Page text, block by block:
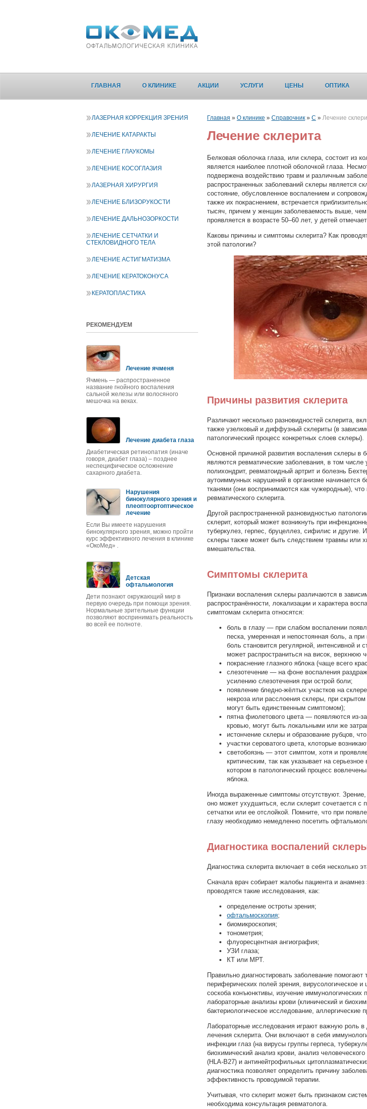
ГЛАВНАЯ О КЛИНИКЕ АКЦИИ УСЛУГИ ЦЕНЫ ОПТИКА
ЛАЗЕРНАЯ КОРРЕКЦИЯ ЗРЕНИЯ
ЛЕЧЕНИЕ КАТАРАКТЫ
ЛЕЧЕНИЕ ГЛАУКОМЫ
ЛЕЧЕНИЕ КОСОГЛАЗИЯ
ЛАЗЕРНАЯ ХИРУРГИЯ
ЛЕЧЕНИЕ БЛИЗОРУКОСТИ
ЛЕЧЕНИЕ ДАЛЬНОЗОРКОСТИ
ЛЕЧЕНИЕ СЕТЧАТКИ И
СТЕКЛОВИДНОГО ТЕЛА
ЛЕЧЕНИЕ АСТИГМАТИЗМА
ЛЕЧЕНИЕ КЕРАТОКОНУСА
КЕРАТОПЛАСТИКА
РЕКОМЕНДУЕМ
Лечение ячменя
Ячмень — распространенное
название гнойного воспаления
сальной железы или волосяного
мешочка на веках.
Лечение диабета глаза
Диабетическая ретинопатия (иначе
говоря, диабет глаза) – позднее
неспецифическое осложнение
сахарного диабета.
Нарушения
бинокулярного зрения и
плеоптоортоптическое
лечение
Если Вы имеете нарушения
бинокулярного зрения, можно пройти
курс эффективного лечения в клинике
«ОкоМед» .
Детская
офтальмология
Дети познают окружающий мир в
первую очередь при помощи зрения.
Нормальные зрительные функции
позволяют воспринимать реальность
во всей ее полноте.
Главная » О клинике » Справочник » С » Лечение
Лечение склерита
Белковая оболочка глаза, или склера, состоит из
является наиболее плотной оболочкой глаза.
подвержена воздействию травм и различным
распространенных заболеваний склеры является
состояние, обусловленное воспалением и
также их покраснением, встречается
тысяч, причем у женщин заболеваемость выше,
проявляется в возрасте 50–60 лет, у детей
Каковы причины и симптомы склерита? Как
этой патологии?
Причины развития склерита
Различают несколько разновидностей склерита,
также узелковый и диффузный склериты (в
патологический процесс конкретных слоев склеры).
Основной причиной развития воспаления склеры в
являются ревматические заболевания, в том числе
полихондрит, ревматоидный артрит и болезнь
аутоиммунных нарушений в организме начинается
тканями (они воспринимаются как чужеродные),
ревматического склерита.
Другой распространенной разновидностью
склерит, который может возникнуть при
туберкулез, герпес, бруцеллез, сифилис и другие.
склеры также может быть следствием травмы или
вмешательства.
Симптомы склерита
Признаки воспаления склеры различаются в
распространённости, локализации и характера
симптомам склерита относятся:
боль в глазу — при слабом воспалении
песка, умеренная и непостоянная боль, а
боль становится регулярной, интенсивной и
может распространиться на висок, верхнюю
покраснение глазного яблока (чаще всего
слезотечение — на фоне воспаления
усилению слезотечения при острой боли;
появление бледно-жёлтых участков на
некроза или расслоения склеры, при скрытом
могут быть единственным симптомом);
пятна фиолетового цвета — появляются из-
кровью, могут быть локальными или же
истончение склеры и образование рубцов,
участки сероватого цвета, клоторые
светобоязнь — этот симптом, хотя и
критическим, так как указывает на
котором в патологический процесс
яблока.
Иногда выраженные симптомы отсутствуют.
оно может ухудшиться, если склерит сочетается с
сетчатки или ее отслойкой. Помните, что при
глазу необходимо немедленно посетить
Диагностика воспалений
Диагностика склерита включает в себя несколько
Сначала врач собирает жалобы пациента и
проводятся такие исследования, как:
определение остроты зрения;
офтальмоскопия;
биомикроскопия;
тонометрия;
флуоресцентная ангиография;
УЗИ глаза;
КТ или МРТ.
Правильно диагностировать заболевание помогают
периферических полей зрения, вирусологическое и
соскоба конъюнктивы, изучение
лабораторные анализы крови (клинический и
бактериологическое исследование, аллергические
Лабораторные исследования играют важную роль в
лечения склерита. Они включают в себя
инфекции глаз (на вирусы группы герпеса,
биохимический анализ крови, анализ человеческого
(HLA-B27) и антинейтрофильных
диагностика позволяет определить причину
эффективность проводимой терапии.
Учитывая, что склерит может быть признаком
необходима консультация ревматолога.